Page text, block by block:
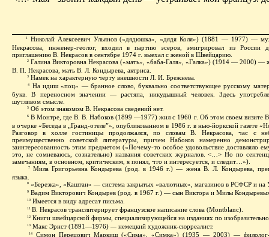
1
Николай Алексеевич Ульянов («дядюшка», «дядя Коля») (1881 — 1977) —
Некрасова, инженер-геолог, входил в партию эсеров, эмигрировал из России
приглашению В. Некрасов в сентябре 1974 г. выехал с женой в Швейцарию.
2 Галина Викторовна Некрасова («мать», «баба-Галя», «Галка») (1914 — 2000) —
В. П. Некрасова, мать В. Л. Кондырева, актриса.
3 Намек на характерную черту внешности Л. И. Брежнева.
4
На идиш «поц» — бранное слово, буквально соответствующее русскому
букв. В переносном значении — растяпа, никудышный человек.
Здесь
шутливом смысле.
5 Об этом знакомом В. Некрасова сведений нет.
6 В Монтре, где В. В. Набоков (1899 —1977) жил с 1960 г. Об этом своем визите В.
в очерке «Беседа в „Гранд-отеле”», опубликованном в 1986 г. в нью-йоркской газете
Разговор в холле гостиницы продолжался, по словам В. Некрасова, час с
преимущественно советской литературы, причем Набоков намеренно
заинтересованность этим предметом («Почему-то особое удовольствие доставляло
это, не сомневаюсь, сознательно) названия советских журналов. <…> Но по
замечаниям, в основном, критическим, я понял, что и интересуется, и следит…»).
7
Мила Григорьевна Кондырева (род. в 1946 г.) — жена В. Л. Кондырева,
языка.
8 «Березка», «Каштан» — система закрытых «валютных», магазинов в РСФСР и на
9 Вадим Викторович Кондырев (род. в 1967 г.) — сын Виктора и Милы
10 Имеется в виду адресат письма.
11 В. Некрасов транслитерирует французское написание слова (Montblanc).
12 Книги швейцарской фирмы, специализирующейся на изданиях по
13 Макс Эрнст (1891—1976)—немецкий художник-сюрреалист.
14
Симон Перецович Маркиш («Сима», «Симка») (1935 — 2003) — филолог-